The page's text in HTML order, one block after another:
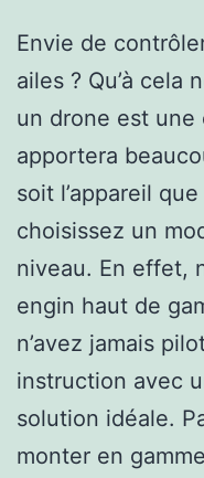
Envie de
ailes ? Qu’à cela
un drone est une
apportera
soit l’appareil
choisissez un
niveau. En effet,
engin haut de
n’avez jamais
instruction avec
solution idéale.
monter en